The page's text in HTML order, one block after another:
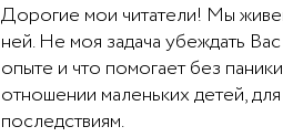
Дорогие мои читатели! Мы
ней. Не моя задача убеждать
опыте и что помогает без
отношении маленьких детей,
последствиям.